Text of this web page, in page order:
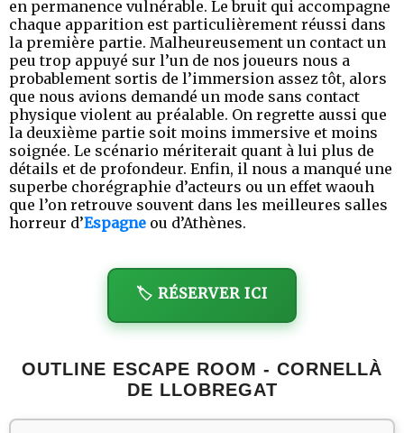
en permanence vulnérable. Le bruit qui accompagne
chaque apparition est particulièrement réussi dans
la première partie. Malheureusement un contact un
peu trop appuyé sur l’un de nos joueurs nous a
probablement sortis de l’immersion assez tôt, alors
que nous avions demandé un mode sans contact
physique violent au préalable. On regrette aussi que
la deuxième partie soit moins immersive et moins
soignée. Le scénario mériterait quant à lui plus de
détails et de profondeur. Enfin, il nous a manqué une
superbe chorégraphie d’acteurs ou un effet waouh
que l’on retrouve souvent dans les meilleures salles
horreur d’Espagne ou d’Athènes.
🏷️ RÉSERVER ICI
OUTLINE ESCAPE ROOM - CORNELLÀ
DE LLOBREGAT